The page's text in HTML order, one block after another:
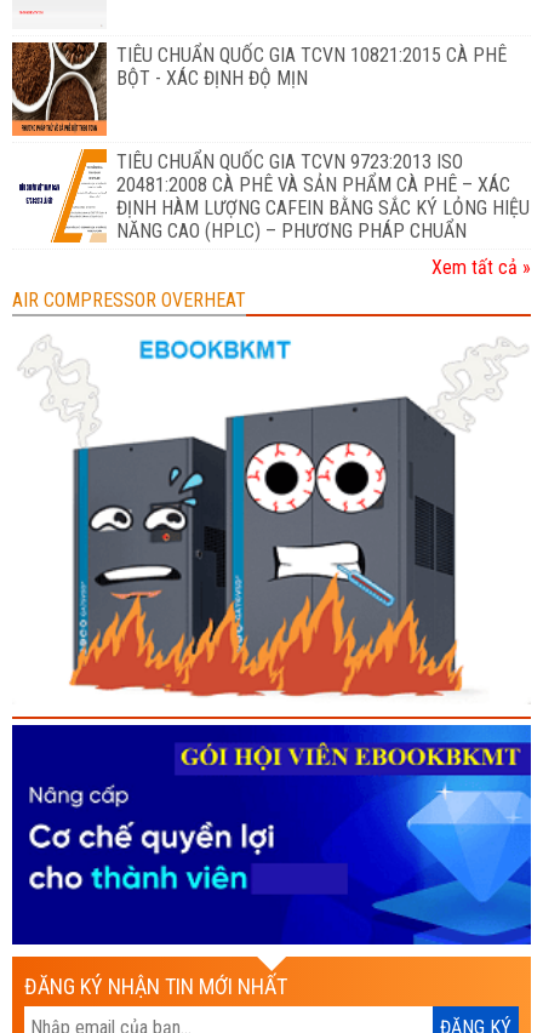
TIÊU CHUẨN QUỐC GIA TCVN 10821:2015 CÀ PHÊ
BỘT - XÁC ĐỊNH ĐỘ MỊN
TIÊU CHUẨN QUỐC GIA TCVN 9723:2013 ISO
20481:2008 CÀ PHÊ VÀ SẢN PHẨM CÀ PHÊ – XÁC
ĐỊNH HÀM LƯỢNG CAFEIN BẰNG SẮC KÝ LỎNG HIỆU
NĂNG CAO (HPLC) – PHƯƠNG PHÁP CHUẨN
Xem tất cả »
AIR COMPRESSOR OVERHEAT
ĐĂNG KÝ NHẬN TIN MỚI NHẤT